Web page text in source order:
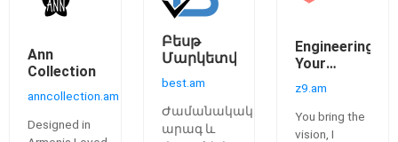
Ann
Collection
anncollection.am
Designed in
Բեսթ
Մարկետփլեյս
best.am
Ժամանակակից,
արագ և
Engineering
Your
Reality
z9.am
You bring the
vision, I